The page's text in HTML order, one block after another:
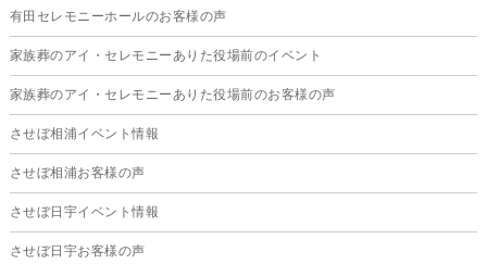
有田セレモニーホールのお客様の声
家族葬のアイ・セレモニーありた役場前のイベント
家族葬のアイ・セレモニーありた役場前のお客様の声
させぼ相浦イベント情報
させぼ相浦お客様の声
させぼ日宇イベント情報
させぼ日宇お客様の声